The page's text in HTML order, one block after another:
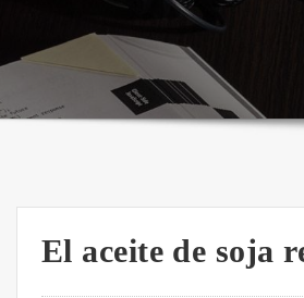
El aceite de soja